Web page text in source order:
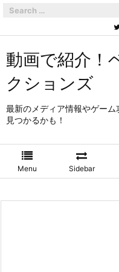
動画で紹介！
クションズ
最新のメディア情報やゲー
見つかるかも！
Menu Sidebar